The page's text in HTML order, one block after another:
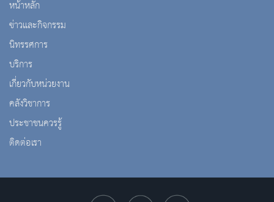
หน้าหลัก
ข่าวและกิจกรรม
นิทรรศการ
บริการ
เกี่ยวกับหน่วยงาน
คลังวิชาการ
ประชาชนควรรู้
ติดต่อเรา